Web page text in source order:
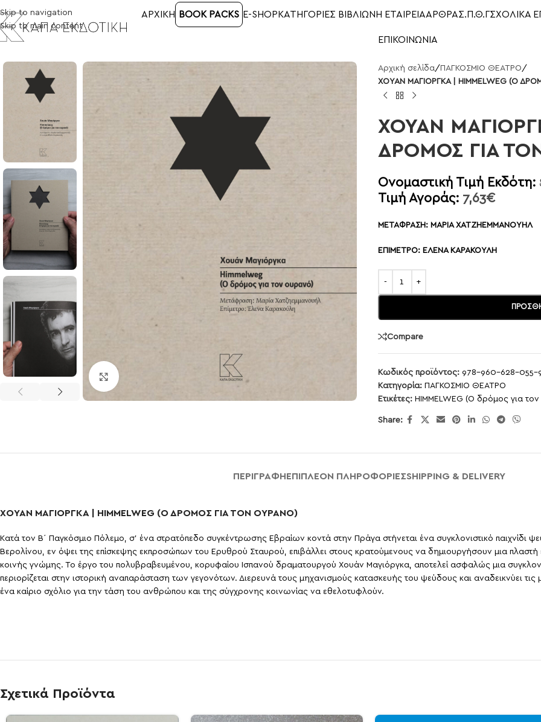
Skip to navigation
Skip to main content
ΑΡΧΙΚΉ BOOK PACKS E-SHOP ΚΑΤΗΓΟΡΙΕΣ ΒΙΒΛΙΩΝ Η ΕΤΑΙΡΕΙΑΑΡΘΡΑΣ.Π.Θ.ΓΣΧΟΛΙΚΑ
ΕΠΙΚΟΙΝΩΝΙΑ
Αρχική σελίδα/ ΠΑΓΚΟΣΜΙΟ ΘΕΑΤΡΟ/
ΧΟΥΑΝ ΜΑΓΙΟΡΓΚΑ | HIMMELWEG (Ο
ΧΟΥΑΝ
ΔΡΟΜΟΣ ΓΙΑ
Ονομαστική Τιμή Εκδότη:
Τιμή Αγοράς: 7,63€
ΜΕΤΑΦΡΑΣΗ: ΜΑΡΙΑ ΧΑΤΖΗΕΜΜΑΝΟΥΗΛ
ΕΠΙΜΕΤΡΟ: ΕΛΕΝΑ ΚΑΡΑΚΟΥΛΗ
Compare
Κωδικός προϊόντος: 978-960-628-055-
Κατηγορία: ΠΑΓΚΟΣΜΙΟ ΘΕΑΤΡΟ
Ετικέτες: HIMMELWEG (Ο δρόμος για
Share:
ΠΕΡΙΓΡΑΦΉΕΠΙΠΛΈΟΝ ΠΛΗΡΟΦΟΡΊΕΣSHIPPING & DELIVERY
ΧΟΥΑΝ ΜΑΓΙΟΡΓΚΑ | HIMMELWEG (Ο ΔΡΟΜΟΣ ΓΙΑ ΤΟΝ ΟΥΡΑΝΟ)
Κατά τον Β΄ Παγκόσμιο Πόλεμο, σ’ ένα στρατόπεδο συγκέντρωσης Εβραίων κοντά στην Πράγα στήνεται ένα συγκλονιστικό παιχνίδι
Βερολίνου, εν όψει της επίσκεψης εκπροσώπων του Ερυθρού Σταυρού, επιβάλλει στους κρατούμενους να δημιουργήσουν μια
κοινής γνώμης. Το έργο του πολυβραβευμένου, κορυφαίου Ισπανού δραματουργού Χουάν Μαγιόργκα, αποτελεί ασφαλώς μια
περιορίζεται στην ιστορική αναπαράσταση των γεγονότων. Διερευνά τους μηχανισμούς κατασκευής του ψεύδους και αναδεικνύει
ένα καίριο σχόλιο για την τάση του ανθρώπου και της σύγχρονης κοινωνίας να εθελοτυφλούν.
Σχετικά Προϊόντα